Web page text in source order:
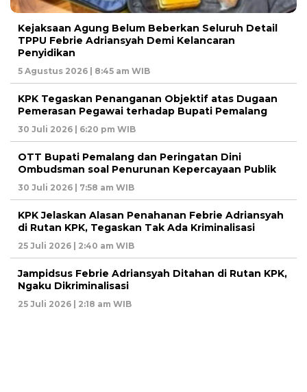
Kejaksaan Agung Belum Beberkan Seluruh Detail
TPPU Febrie Adriansyah Demi Kelancaran
Penyidikan
5 Agustus 2026 | 8:45 am WIB
KPK Tegaskan Penanganan Objektif atas Dugaan
Pemerasan Pegawai terhadap Bupati Pemalang
30 Juli 2026 | 6:20 pm WIB
OTT Bupati Pemalang dan Peringatan Dini
Ombudsman soal Penurunan Kepercayaan Publik
30 Juli 2026 | 7:58 am WIB
KPK Jelaskan Alasan Penahanan Febrie Adriansyah
di Rutan KPK, Tegaskan Tak Ada Kriminalisasi
25 Juli 2026 | 2:40 am WIB
Jampidsus Febrie Adriansyah Ditahan di Rutan KPK,
Ngaku Dikriminalisasi
25 Juli 2026 | 2:18 am WIB